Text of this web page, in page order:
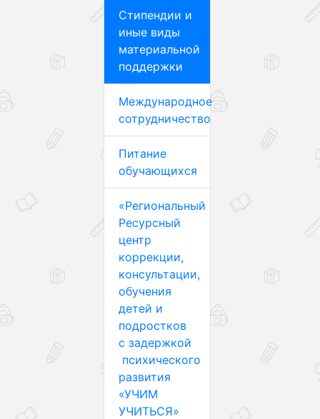
Стипендии и
иные виды
материальной
поддержки
Международное
сотрудничество
Питание
обучающихся
«Региональный
Ресурсный
центр
коррекции,
консультации,
обучения
детей и
подростков
с задержкой
психического
развития
«УЧИМ
УЧИТЬСЯ»